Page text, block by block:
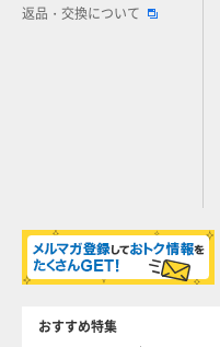
返品・交換について
おすすめ特集